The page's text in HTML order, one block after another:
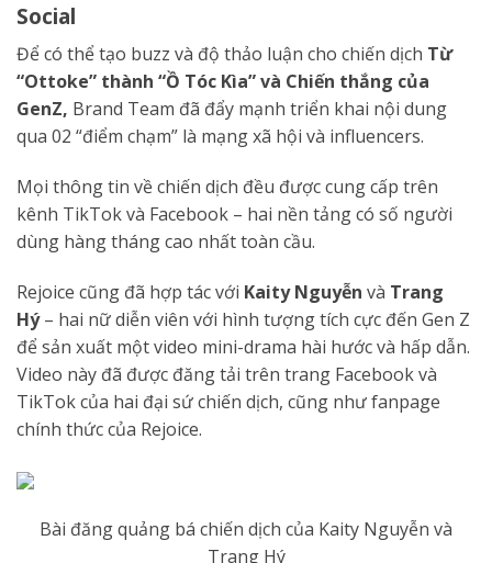
Social
Để có thể tạo buzz và độ thảo luận cho chiến dịch Từ
“Ottoke” thành “Ồ Tóc Kìa” và Chiến thắng của
GenZ, Brand Team đã đẩy mạnh triển khai nội dung
qua 02 “điểm chạm” là mạng xã hội và influencers.
Mọi thông tin về chiến dịch đều được cung cấp trên
kênh TikTok và Facebook – hai nền tảng có số người
dùng hàng tháng cao nhất toàn cầu.
Rejoice cũng đã hợp tác với Kaity Nguyễn và Trang
Hý– hai nữ diễn viên với hình tượng tích cực đến Gen Z
để sản xuất một video mini-drama hài hước và hấp dẫn.
Video này đã được đăng tải trên trang Facebook và
TikTok của hai đại sứ chiến dịch, cũng như fanpage
chính thức của Rejoice.
Bài đăng quảng bá chiến dịch của Kaity Nguyễn và
Trang Hý